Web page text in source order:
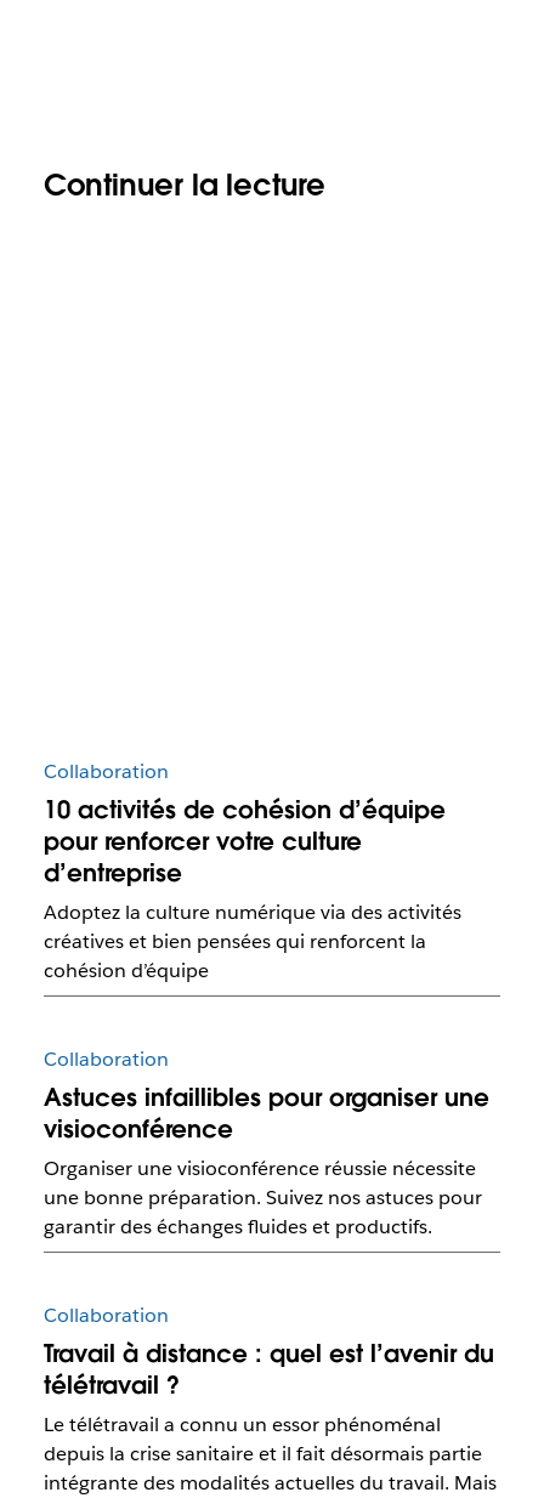
Continuer la lecture
Collaboration
10 activités de cohésion d’équipe
pour renforcer votre culture
d’entreprise
Adoptez la culture numérique via des activités
créatives et bien pensées qui renforcent la
cohésion d’équipe
Collaboration
Astuces infaillibles pour organiser une
visioconférence
Organiser une visioconférence réussie nécessite
une bonne préparation. Suivez nos astuces pour
garantir des échanges fluides et productifs.
Collaboration
Travail à distance : quel est l’avenir du
télétravail ?
Le télétravail a connu un essor phénoménal
depuis la crise sanitaire et il fait désormais partie
intégrante des modalités actuelles du travail. Mais